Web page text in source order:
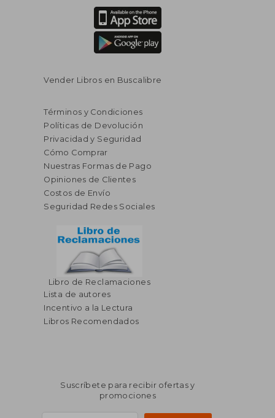
40%
dcto.
Vender Libros en Buscalibre
Términos y Condiciones
Políticas de Devolución
Privacidad y Seguridad
Cómo Comprar
Nuestras Formas de Pago
Opiniones de Clientes
Costos de Envío
Seguridad Redes Sociales
Libro de Reclamaciones
Lista de autores
Incentivo a la Lectura
Libros Recomendados
Suscríbete para recibir ofertas y
promociones